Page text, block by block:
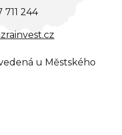
711 244
u Městského